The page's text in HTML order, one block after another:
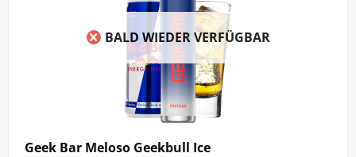
BALD WIEDER VERFÜGBAR
Geek Bar Meloso Geekbull Ice